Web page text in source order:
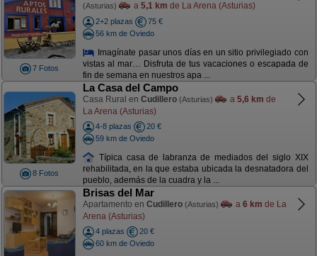
7 Fotos
(Asturias) a 5,1 km de La Arena (Asturias)
2+2 plazas
75 €
56 km de Oviedo
Imagínate pasar unos días en un sitio privilegiado con
vistas al mar… Disfruta de tus vacaciones o escapada de
fin de semana en nuestros apa ...
8 Fotos
La Casa del Campo
Casa Rural en Cudillero (Asturias) a 5,6 km de
La Arena (Asturias)
4-8 plazas
20 €
59 km de Oviedo
Típica casa de labranza de mediados del siglo XIX
rehabilitada, en la que estaba ubicada la desnatadora del
pueblo, además de la cuadra y la ...
Brisas del Mar
Apartamento en Cudillero (Asturias) a 6 km de La
Arena (Asturias)
4 plazas
20 €
60 km de Oviedo